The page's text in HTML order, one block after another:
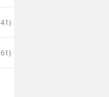
癒される！至福